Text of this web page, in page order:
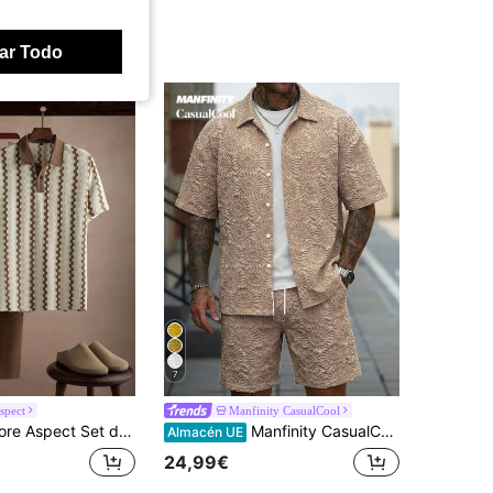
Camisa polo y pantalón casual con cordón para hombre, polo con cuello de contraste de tela texturizada + pantalón de ajuste relajado, atuendo para el viaje diario
7
Manfinity CasualCool
Almacén UE Manfinity CasualCool Conjunto de camisa y pantalones cortos casuales de jacquard para hombre
24,99€
Todo